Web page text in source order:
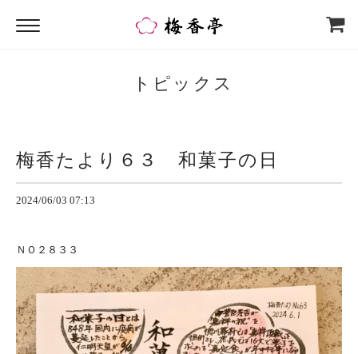
トピックス
梅香たより６３ 和菓子の日
2024/06/03 07:13
ＮＯ２８３３